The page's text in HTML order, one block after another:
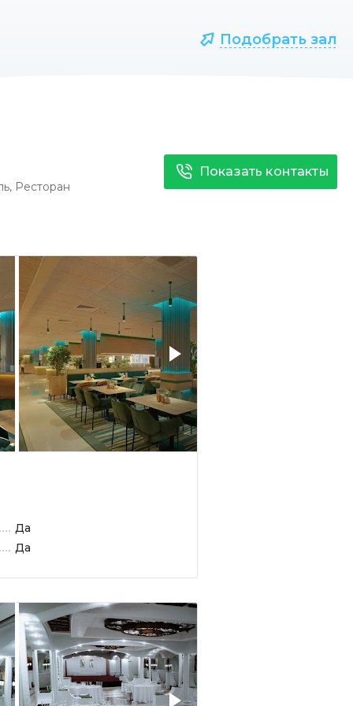
Подобрать зал
, Ресторан
Показать контакты
Да
Да